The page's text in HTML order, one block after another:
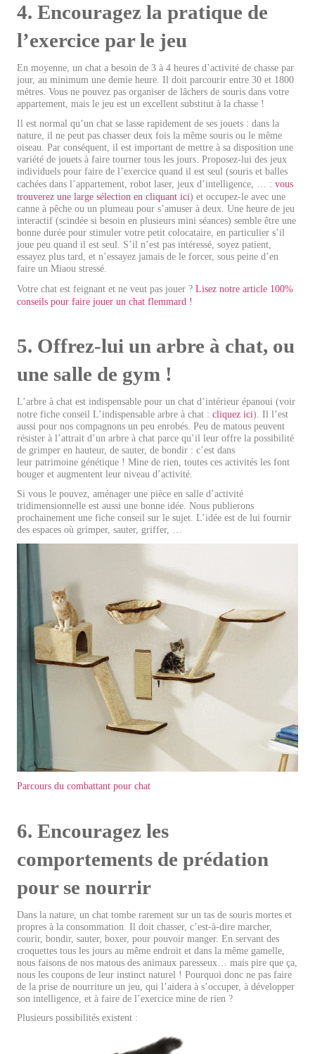
4. Encouragez la pratique de
l’exercice par le jeu
En moyenne, un chat a besoin de 3 à 4 heures d’activité de chasse par
jour, au minimum une demie heure. Il doit parcourir entre 30 et 1800
mètres. Vous ne pouvez pas organiser de lâchers de souris dans votre
appartement, mais le jeu est un excellent substitut à la chasse !
Il est normal qu’un chat se lasse rapidement de ses jouets : dans la
nature, il ne peut pas chasser deux fois la même souris ou le même
oiseau. Par conséquent, il est important de mettre à sa disposition une
variété de jouets à faire tourner tous les jours. Proposez-lui des jeux
individuels pour faire de l’exercice quand il est seul (souris et balles
cachées dans l’appartement, robot laser, jeux d’intelligence, … : vous
trouverez une large sélection en cliquant ici) et occupez-le avec une
canne à pêche ou un plumeau pour s’amuser à deux. Une heure de jeu
interactif (scindée si besoin en plusieurs mini séances) semble être une
bonne durée pour stimuler votre petit colocataire, en particulier s’il
joue peu quand il est seul. S’il n’est pas intéressé, soyez patient,
essayez plus tard, et n’essayez jamais de le forcer, sous peine d’en
faire un Miaou stressé.
Votre chat est feignant et ne veut pas jouer ? Lisez notre article 100%
conseils pour faire jouer un chat flemmard !
5. Offrez-lui un arbre à chat, ou
une salle de gym !
L’arbre à chat est indispensable pour un chat d’intérieur épanoui (voir
notre fiche conseil L’indispensable arbre à chat : cliquez ici). Il l’est
aussi pour nos compagnons un peu enrobés. Peu de matous peuvent
résister à l’attrait d’un arbre à chat parce qu’il leur offre la possibilité
de grimper en hauteur, de sauter, de bondir : c’est dans
leur patrimoine génétique ! Mine de rien, toutes ces activités les font
bouger et augmentent leur niveau d’activité.
Si vous le pouvez, aménager une pièce en salle d’activité
tridimensionnelle est aussi une bonne idée. Nous publierons
prochainement une fiche conseil sur le sujet. L’idée est de lui fournir
des espaces où grimper, sauter, griffer, …
Parcours du combattant pour chat
6. Encouragez les
comportements de prédation
pour se nourrir
Dans la nature, un chat tombe rarement sur un tas de souris mortes et
propres à la consommation. Il doit chasser, c’est-à-dire marcher,
courir, bondir, sauter, boxer, pour pouvoir manger. En servant des
croquettes tous les jours au même endroit et dans la même gamelle,
nous faisons de nos matous des animaux paresseux… mais pire que ça,
nous les coupons de leur instinct naturel ! Pourquoi donc ne pas faire
de la prise de nourriture un jeu, qui l’aidera à s’occuper, à développer
son intelligence, et à faire de l’exercice mine de rien ?
Plusieurs possibilités existent :